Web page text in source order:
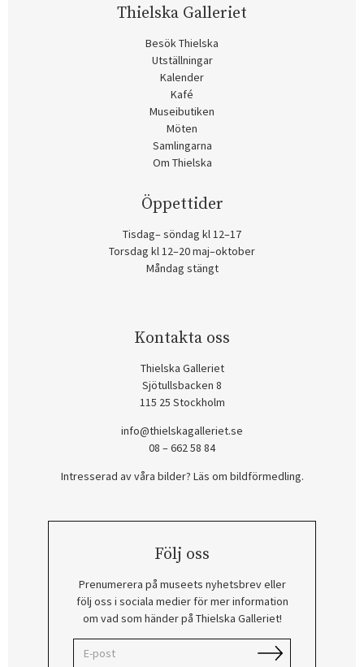
Thielska Galleriet
Besök Thielska
Utställningar
Kalender
Kafé
Museibutiken
Möten
Samlingarna
Om Thielska
Öppettider
Tisdag– söndag kl 12–17
Torsdag kl 12–20 maj–oktober
Måndag stängt
Kontakta oss
Thielska Galleriet
Sjötullsbacken 8
115 25 Stockholm
info@thielskagalleriet.se
08 – 662 58 84
Intresserad av våra bilder? Läs om bildförmedling.
Följ oss
Prenumerera på museets nyhetsbrev eller
följ oss i sociala medier för mer information
om vad som händer på Thielska Galleriet!